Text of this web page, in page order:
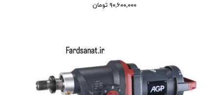
۹۰,۶۰۰,۰۰۰ تومان